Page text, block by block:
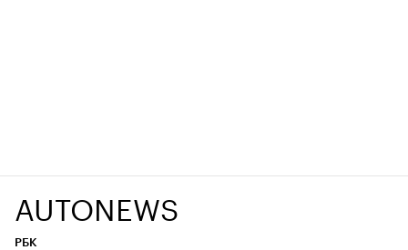
AUTONEWS
РБК